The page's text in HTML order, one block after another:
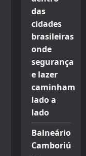
das
cidades
brasileiras
onde
segurança
e lazer
caminham
lado a
lado
Balneário
Camboriú